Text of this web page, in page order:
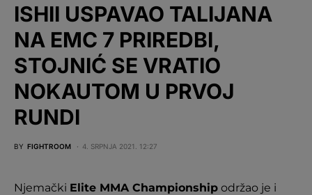
ISHII USPAVAO TALIJANA
NA EMC 7 PRIREDBI,
STOJNIĆ SE VRATIO
NOKAUTOM U PRVOJ
RUNDI
BY FIGHTROOM 4. SRPNJA 2021. 12:27
Njemački Elite MMA Championship održao je i